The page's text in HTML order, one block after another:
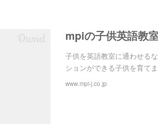
mpiの子供英語教
子供を英語教室に通わせる
ションができる子供を育て
www.mpi-j.co.jp